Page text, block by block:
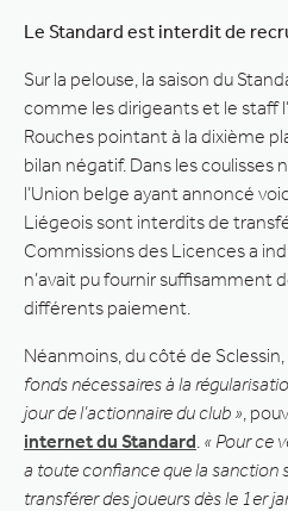
Le Standard est interdit de
Sur la pelouse, la saison du
comme les dirigeants et le staff
Rouches pointant à la dixième
bilan négatif. Dans les coulisses
l’Union belge ayant annoncé
Liégeois sont interdits de
Commissions des Licences a
n’avait pu fournir suffisamment
différents paiement.
Néanmoins, du côté de
fonds nécessaires à la
jour de l’actionnaire du club » ,
internet du Standard « Pour ce
a toute confiance que la sanction
transférer des joueurs dès le 1er